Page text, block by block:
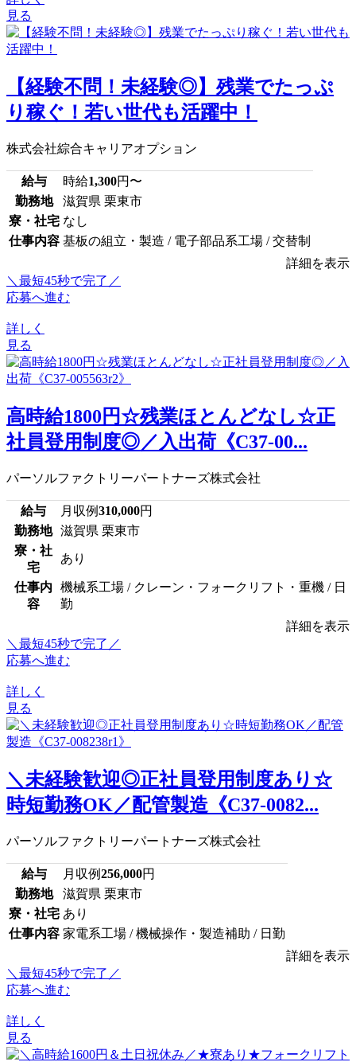
見る
【経験不問！未経験◎】残業でたっぷ
り稼ぐ！若い世代も活躍中！
株式会社綜合キャリアオプション
給与 時給1,300円〜
勤務地
滋賀県 栗東市
寮・社宅 なし
仕事内容 基板の組立・製造 / 電子部品系工場 / 交替制
詳細を表示
＼最短45秒で完了／
応募へ進む
詳しく
見る
高時給1800円☆残業ほとんどなし☆正
社員登用制度◎／入出荷《C37-00...
パーソルファクトリーパートナーズ株式会社
給与 月収例310,000円
勤務地
滋賀県 栗東市
寮・社
宅
あり
仕事内
容
機械系工場 / クレーン・フォークリフト・重機 / 日
勤
詳細を表示
＼最短45秒で完了／
応募へ進む
詳しく
見る
＼未経験歓迎◎正社員登用制度あり☆
時短勤務OK／配管製造《C37-0082...
パーソルファクトリーパートナーズ株式会社
給与 月収例256,000円
勤務地
滋賀県 栗東市
寮・社宅 あり
仕事内容 家電系工場 / 機械操作・製造補助 / 日勤
詳細を表示
＼最短45秒で完了／
応募へ進む
詳しく
見る